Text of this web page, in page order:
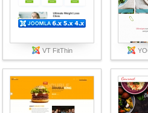
VT FitThin